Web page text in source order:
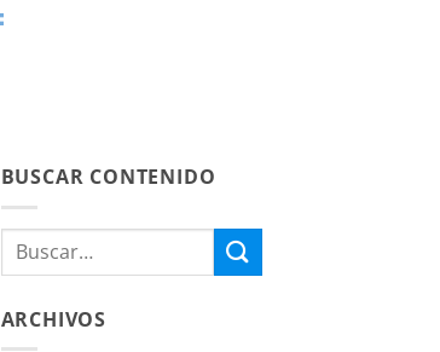
BUSCAR CONTENIDO
ARCHIVOS